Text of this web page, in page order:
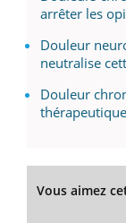
arrêter les
Douleur
neutralise
Douleur
thérapeutique
Vous aimez